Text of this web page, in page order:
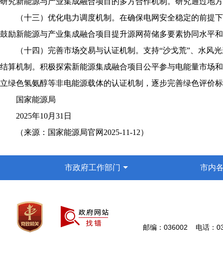
（十三）优化电力调度机制。在确保电网安全稳定的前
鼓励新能源与产业集成融合项目提升源网荷储多要素协同水平
（十四）完善市场交易与认证机制。支持“沙戈荒”、水
结算机制。积极探索新能源集成融合项目公平参与电能量市场
立绿色氢氨醇等非电能源载体的认证机制，逐步完善绿色评价
国家能源局
2025年10月 31 日
（来源：国家能源局官网 2025-11-12）
市政府工作部门 市内
邮编：036002 电话：